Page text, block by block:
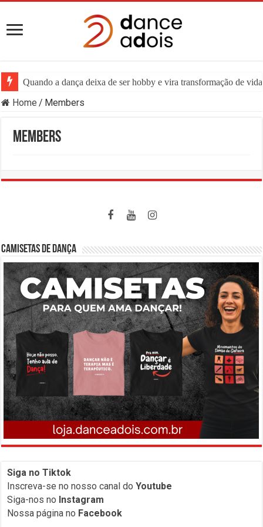
Quando a dança deixa de ser hobby e vira transformação de
Home / Members
Members
CAMISETAS DE DANÇA
Siga no Tiktok
Inscreva-se no nosso canal doYoutube
Siga-nos no Instagram
Nossa página no Facebook